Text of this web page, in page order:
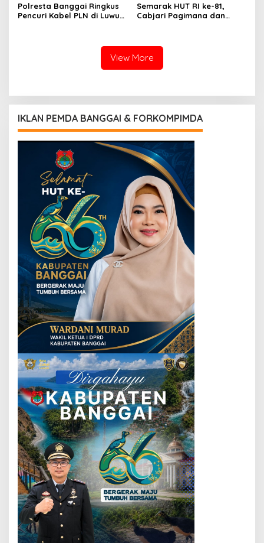
Polresta Banggai Ringkus
Pencuri Kabel PLN di Luwuk,
Semarak HUT RI ke-81,
Cabjari Pagimana dan
View More
IKLAN PEMDA BANGGAI & FORKOMPIMDA